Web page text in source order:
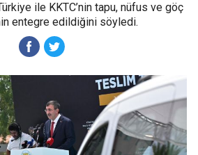
ile KKTC’nin tapu, nüfus ve göç
entegre edildiğini söyledi.